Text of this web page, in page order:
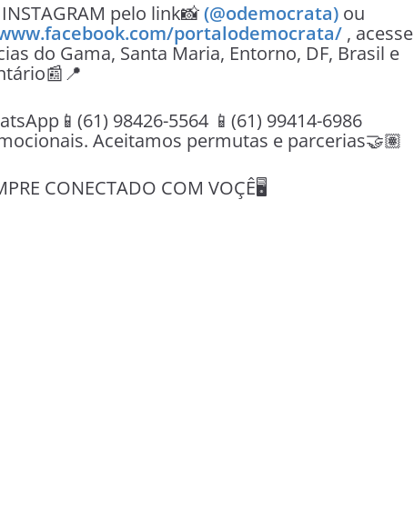
pelo link📸(@odemocrata) ou
portalodemocrata/ , acesse
do Gama, Santa Maria, Entorno, DF, Brasil e
98426-5564 📱(61) 99414-6986
Aceitamos permutas e parcerias🤝🏽
CONECTADO COM VOÇÊ🖥️